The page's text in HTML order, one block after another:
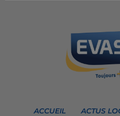
ACCUEIL ACTUS